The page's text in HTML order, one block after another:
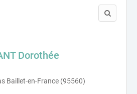
Dorothée
Baillet-en-France (95560)